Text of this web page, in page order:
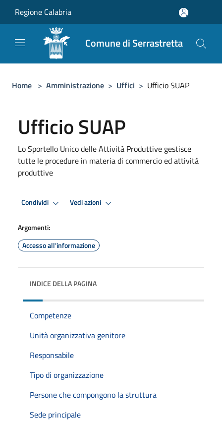
Regione Calabria
Comune di Serrastretta
Home > Amministrazione > Uffici > Ufficio SUAP
Ufficio SUAP
Lo Sportello Unico delle Attività Produttive gestisce
tutte le procedure in materia di commercio ed attività
produttive
Condividi Vedi azioni
Argomenti:
Accesso all'informazione
INDICE DELLA PAGINA
Competenze
Unità organizzativa genitore
Responsabile
Tipo di organizzazione
Persone che compongono la struttura
Sede principale